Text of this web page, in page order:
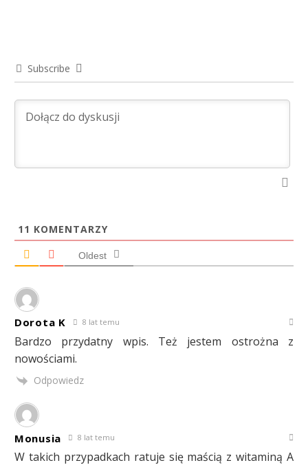
Subscribe
11 KOMENTARZY
Oldest
Dorota K 8 lat temu
Bardzo przydatny wpis. Też jestem ostrożna z
nowościami.
Odpowiedz
Monusia 8 lat temu
W takich przypadkach ratuje się maścią z witaminą A